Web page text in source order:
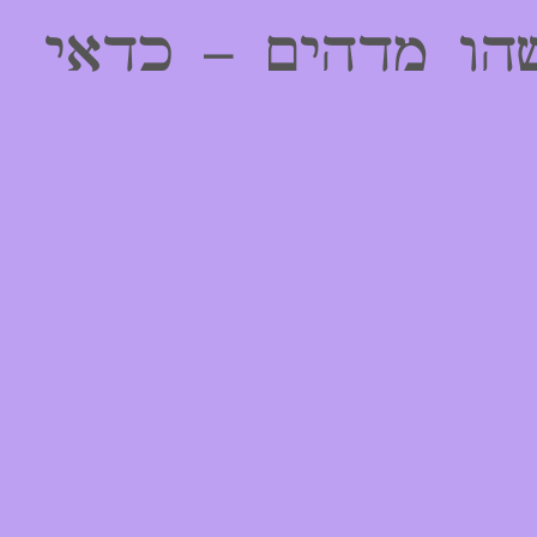
מדהים – כדאי